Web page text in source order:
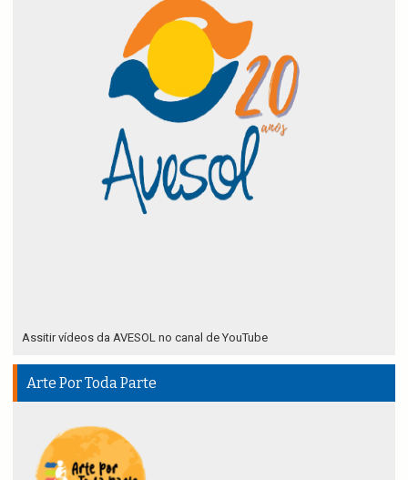
Assitir vídeos da AVESOL no canal de YouTube
Arte Por Toda Parte